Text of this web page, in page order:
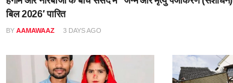
बिल 2026′ पारित
BY AAMAWAAZ 3 DAYS AGO